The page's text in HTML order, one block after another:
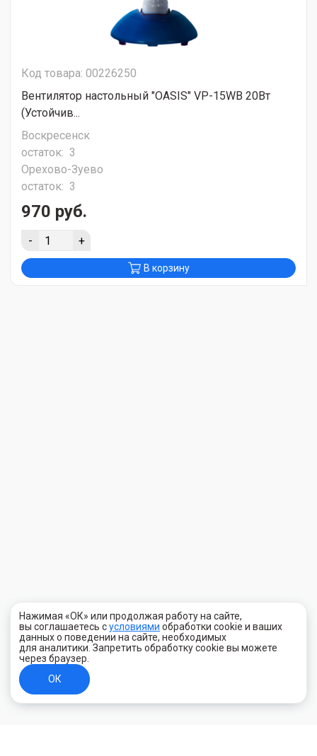
Код товара: 00226250
Вентилятор настольный "OASIS" VP-15WB 20Вт
(Устойчив...
Воскресенск
остаток: 3
Орехово-Зуево
остаток: 3
970 руб.
- +
В корзину
Нажимая «ОК» или продолжая работу на сайте,
вы соглашаетесь сусловиями обработки cookie и ваших
данных о поведении на сайте, необходимых
для аналитики. Запретить обработку cookie вы можете
через браузер.
ОК